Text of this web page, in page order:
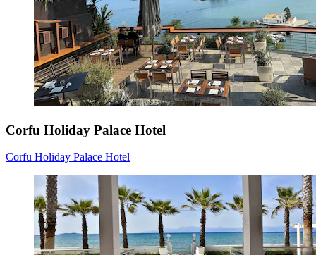
Corfu Holiday Palace Hotel
Corfu Holiday Palace Hotel